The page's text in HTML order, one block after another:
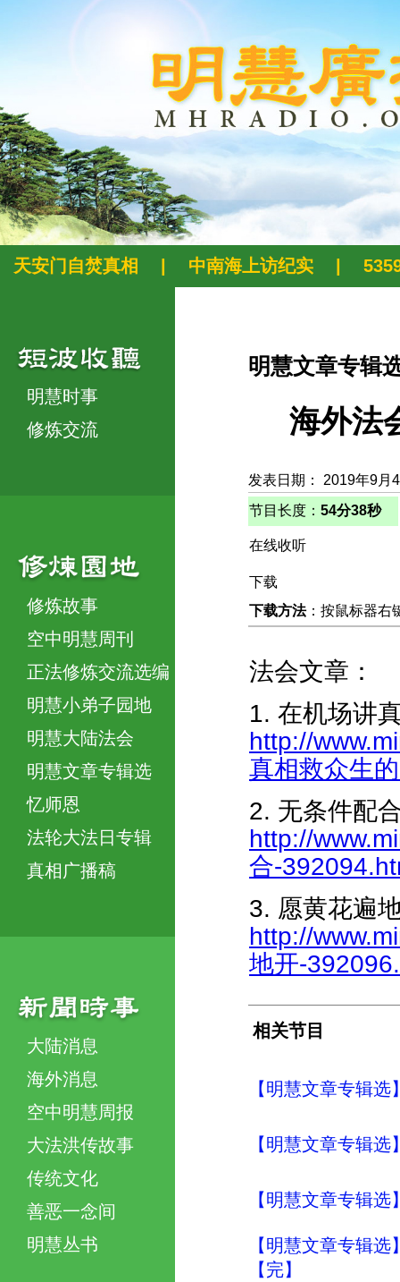
天安门自焚真相 中南海上访纪实
明慧时事
修炼交流
修炼故事
空中明慧周刊
正法修炼交流选编
明慧小弟子园地
明慧大陆法会
明慧文章专辑选
忆师恩
法轮大法日专辑
真相广播稿
大陆消息
海外消息
空中明慧周报
大法洪传故事
传统文化
善恶一念间
明慧丛书
明慧文章专辑
海外法
发表日期： 2019年9月
节目长度： 54分38秒
在线收听
下载
下载方法：按鼠标器右
法会文章：
1. 在机场讲
http://
真相救众生
2. 无条件配
http://
合-
3. 愿黄花遍
http://
地开-
相关节目
【明慧文章专辑
【明慧文章专辑
【明慧文章专辑
【明慧文章专辑
【完】